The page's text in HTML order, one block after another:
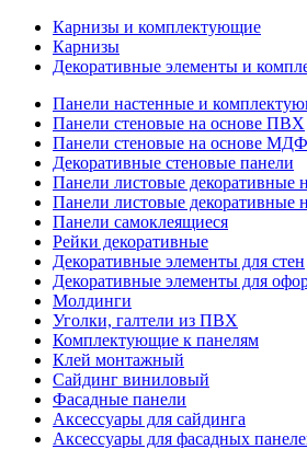
Карнизы и комплектующие
Карнизы
Декоративные элементы и
Панели настенные и
Панели стеновые на основе ПВХ
Панели стеновые на основе МДФ
Декоративные стеновые панели
Панели листовые декоративные
Панели листовые
Панели самоклеящиеся
Рейки декоративные
Декоративные элементы для стен
Декоративные элементы для
Молдинги
Уголки, галтели из ПВХ
Комплектующие к панелям
Клей монтажный
Сайдинг виниловый
Фасадные панели
Аксессуары для сайдинга
Аксессуары для фасадных